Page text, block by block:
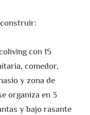
con 15
comedor,
y zona de
organiza en 3
y bajo rasante